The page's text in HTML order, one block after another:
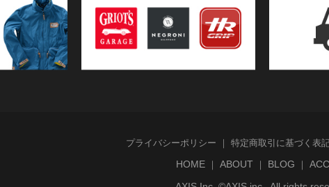
プライバシーポリシー 特定商取引に基づく表
HOME ABOUT BLOG